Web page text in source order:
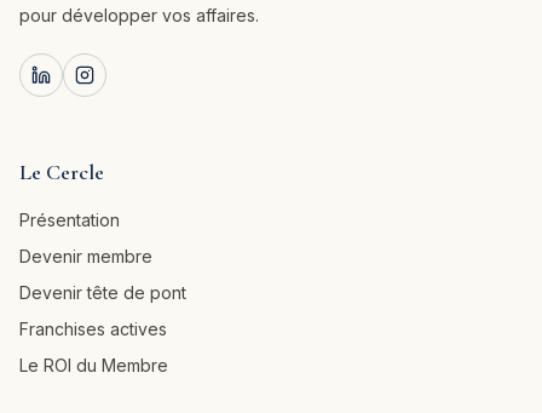
pour développer vos affaires.
Le Cercle
Présentation
Devenir membre
Devenir tête de pont
Franchises actives
Le ROI du Membre